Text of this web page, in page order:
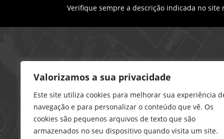
Valorizamos a sua privacidade
Este site utiliza cookies para melhorar sua experiência
navegação e para personalizar o conteúdo que vê. Os
cookies são pequenos arquivos de texto que são
armazenados no seu dispositivo quando visita um site.
Verifique sempre a descrição indicada no site
21 296 0195
912 606 251
charneca@delarobia.pt
R. António Andrade, 1116
2820-287 • Charneca da Caparica